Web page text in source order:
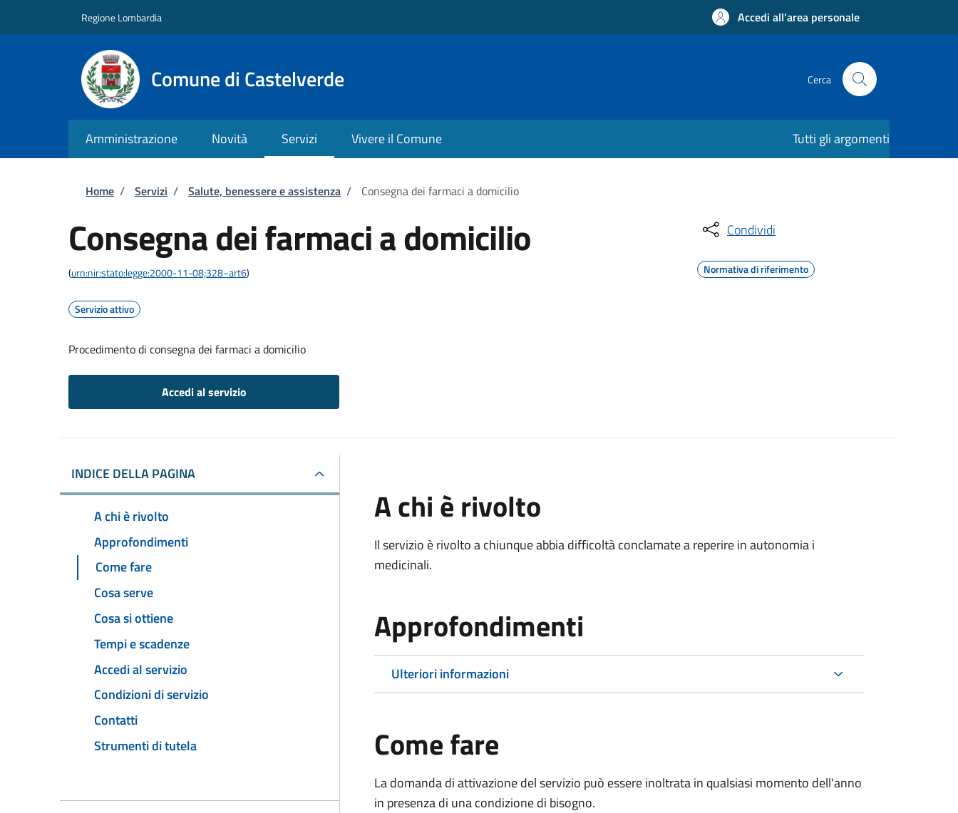
Regione Lombardia Accedi all'area personale
Comune di Castelverde Cerca
Amministrazione Novità Servizi Vivere il Comune Tutti gli argomenti
Briciole di pane
Home / Servizi / Salute, benessere e assistenza / Consegna dei farmaci a domicilio
Consegna dei farmaci a domicilio
(urn:nir:stato:legge:2000-11-08;328~art6)
Servizio attivo
Procedimento di consegna dei farmaci a domicilio
Accedi al servizio
Condividi
Normativa di riferimento
INDICE DELLA PAGINA
A chi è rivolto
Approfondimenti
Come fare
Cosa serve
Cosa si ottiene
Tempi e scadenze
Accedi al servizio
Condizioni di servizio
Contatti
Strumenti di tutela
A chi è rivolto
Il servizio è rivolto a chiunque abbia difficoltà conclamate a reperire in autonomia i
medicinali.
Approfondimenti
Ulteriori informazioni
Come fare
La domanda di attivazione del servizio può essere inoltrata in qualsiasi momento dell'anno
in presenza di una condizione di bisogno.